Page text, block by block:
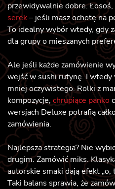
przewidywalnie dobre.
serek– jeśli masz ochotę na
To idealny wybór wtedy, gdy
dla grupy o mieszanych
Ale jeśli każde zamówienie
wejść w sushi rutynę. I wtedy
mniej oczywistego. Rolki z
kompozycje, chrupiące panko
wersjach Deluxe potrafią
zamówienia.
Najlepsza strategia? Nie
drugim. Zamówić miks.
autorskie smaki dają efekt „o,
Taki balans sprawia, że